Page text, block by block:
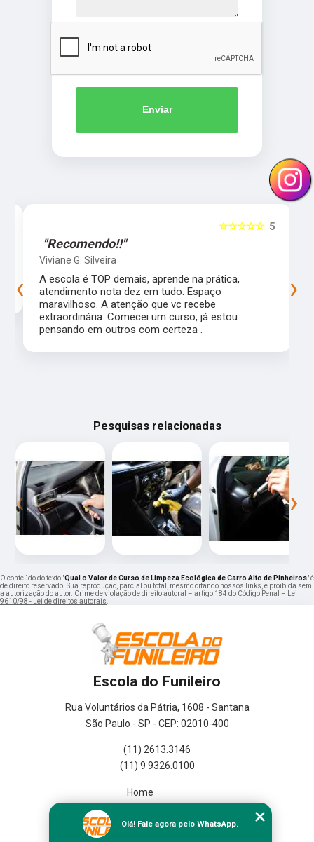
Enviar
5
☆☆☆☆☆
"Recomendo!!"
Viviane G. Silveira
A escola é TOP demais, aprende na prática,
atendimento nota dez em tudo. Espaço
maravilhoso. A atenção que vc recebe
extraordinária. Comecei um curso, já estou
pensando em outros com certeza .
‹ ›
Pesquisas relacionadas
‹ ›
O conteúdo do texto "Qual o Valor de Curso de Limpeza Ecológica de Carro Alto de Pinheiros" é
de direito reservado. Sua reprodução, parcial ou total, mesmo citando nossos links, é proibida sem
a autorização do autor. Crime de violação de direito autoral – artigo 184 do Código Penal –
Lei
9610/98 - Lei de direitos autorais
Escola do Funileiro
Rua Voluntários da Pátria, 1608 - Santana
São Paulo - SP - CEP: 02010-400
(11) 2613.3146
(11) 9 9326.0100
Home
Missão
Olá! Fale agora pelo WhatsApp.